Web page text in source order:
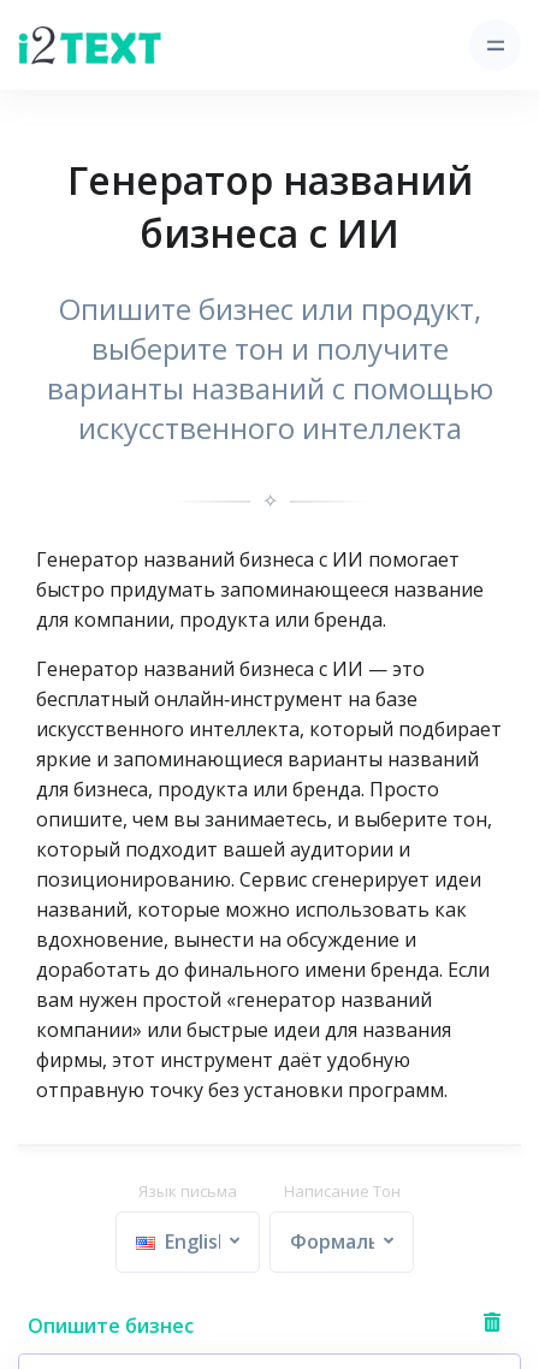
Генератор названий
бизнеса с ИИ
Опишите бизнес или продукт,
выберите тон и получите
варианты названий с помощью
искусственного интеллекта
✧
Генератор названий бизнеса с ИИ помогает
быстро придумать запоминающееся название
для компании, продукта или бренда.
Генератор названий бизнеса с ИИ — это
бесплатный онлайн‑инструмент на базе
искусственного интеллекта, который подбирает
яркие и запоминающиеся варианты названий
для бизнеса, продукта или бренда. Просто
опишите, чем вы занимаетесь, и выберите тон,
который подходит вашей аудитории и
позиционированию. Сервис сгенерирует идеи
названий, которые можно использовать как
вдохновение, вынести на обсуждение и
доработать до финального имени бренда. Если
вам нужен простой «генератор названий
компании» или быстрые идеи для названия
фирмы, этот инструмент даёт удобную
отправную точку без установки программ.
Язык письма
English
Написание Тон
Формальный
Опишите бизнес